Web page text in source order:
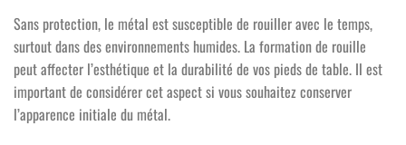
Sans protection, le métal est susceptible de rouiller avec le temps,
surtout dans des environnements humides. La formation de rouille
peut affecter l’esthétique et la durabilité de vos pieds de table. Il est
important de considérer cet aspect si vous souhaitez conserver
l’apparence initiale du métal.